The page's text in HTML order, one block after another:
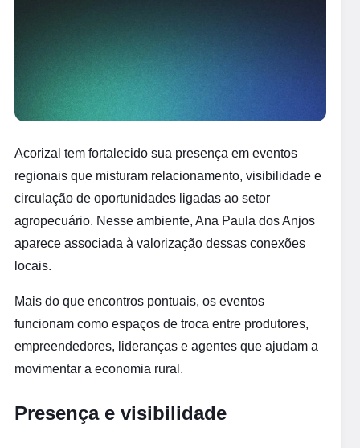
Acorizal tem fortalecido sua presença em eventos
regionais que misturam relacionamento, visibilidade e
circulação de oportunidades ligadas ao setor
agropecuário. Nesse ambiente, Ana Paula dos Anjos
aparece associada à valorização dessas conexões
locais.
Mais do que encontros pontuais, os eventos
funcionam como espaços de troca entre produtores,
empreendedores, lideranças e agentes que ajudam a
movimentar a economia rural.
Presença e visibilidade